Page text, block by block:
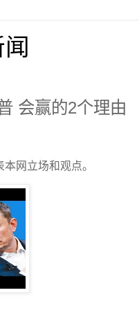
会赢的2个理由
网立场和观点。